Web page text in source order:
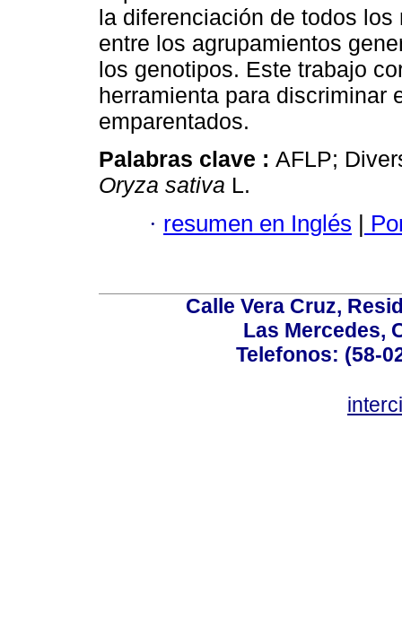
la diferenciación de todos
entre los agrupamientos
los genotipos. Este trabajo
herramienta para discriminar
emparentados.
Palabras clave : AFLP;
Oryza sativa L.
· resumen en Inglés |
Calle Vera Cruz,
Las Mercedes,
Telefonos: (58-